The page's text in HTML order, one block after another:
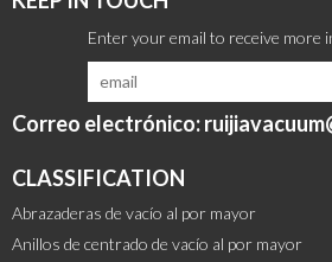
Correo electrónico:
CLASSIFICATION
Abrazaderas de vacío al por mayor
Anillos de centrado de vacío al por mayor